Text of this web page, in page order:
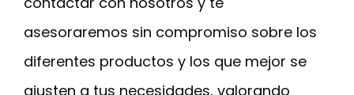
asesoraremos sin compromiso sobre los
diferentes productos y los que mejor se
ajusten a tus necesidades, valorando